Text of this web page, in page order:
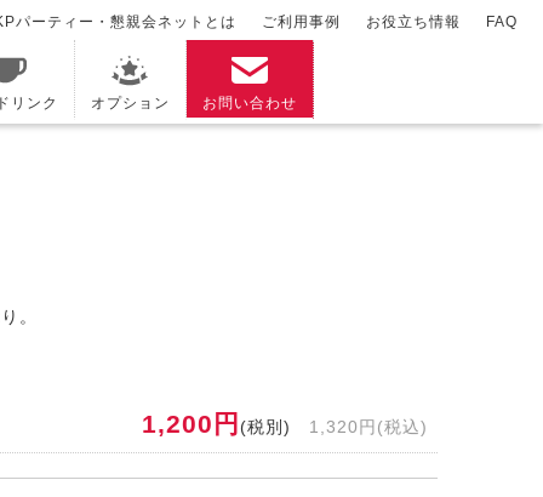
リンク オプション お問い合わせ
パーティー・懇親会ネットとは ご利用事例 お役立ち情報 FAQ
。
1,200円 (税別) 1,320円(税込)